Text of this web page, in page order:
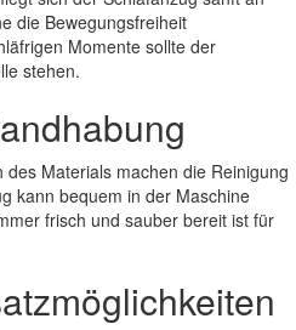
die Bewegungsfreiheit
Momente sollte der
stehen.
Materials machen die Reinigung
kann bequem in der Maschine
frisch und sauber bereit ist für